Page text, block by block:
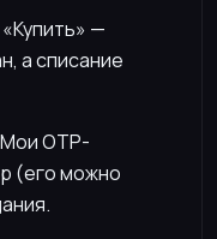
—
а списание
OTP-
(его можно